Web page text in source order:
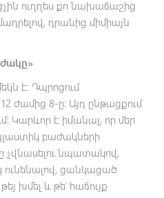
ուղղես քո նախաճաշից
դրանից միմիայն
է։ Դպրոցում
ժամից 8-ը։ Այդ ընթացքում
Կարևոր է իմանալ, որ մեր
բաժակների
չվնասելու նպատակով,
ցանկացած
խմել և թե՛ հաճույք